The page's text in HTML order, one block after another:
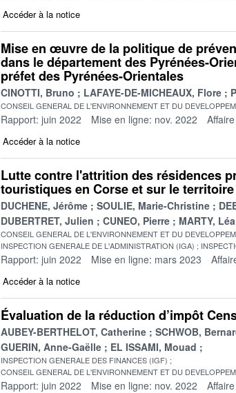
Accéder à la notice
Mise en œuvre de la politique de
dans le département des Pyrénées-
préfet des Pyrénées-Orientales
CINOTTI, Bruno LAFAYE-DE-MICHEAUX, Flore
CONSEIL GENERAL DE L'ENVIRONNEMENT ET DU
Rapport: juin 2022 Mise en ligne: nov. 2022
Accéder à la notice
Lutte contre l'attrition des résidences
touristiques en Corse et sur le
DUCHENE, Jérôme SOULIE, Marie-Christine
DUBERTRET, Julien
CUNEO, Pierre MARTY, Léa
CONSEIL GENERAL DE L'ENVIRONNEMENT ET DU
INSPECTION GENERALE DE L'ADMINISTRATION (IGA)
Rapport: juin 2022 Mise en ligne: mars 2023
Accéder à la notice
Évaluation de la réduction d’impôt
AUBEY-BERTHELOT, Catherine SCHWOB,
GUERIN, Anne-Gaëlle
EL ISSAMI, Mouad
INSPECTION GENERALE DES FINANCES (IGF)
CONSEIL GENERAL DE L'ENVIRONNEMENT ET DU
Rapport: juin 2022 Mise en ligne: nov. 2022